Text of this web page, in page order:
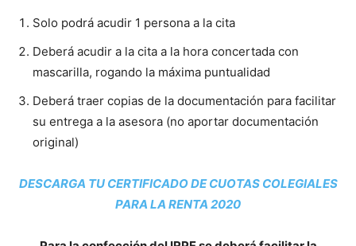
Solo podrá acudir 1 persona a la cita
Deberá acudir a la cita a la hora concertada con
mascarilla, rogando la máxima puntualidad
Deberá traer copias de la documentación para facilitar
su entrega a la asesora (no aportar documentación
original)
DESCARGA TU CERTIFICADO DE CUOTAS COLEGIALES
PARA LA RENTA 2020